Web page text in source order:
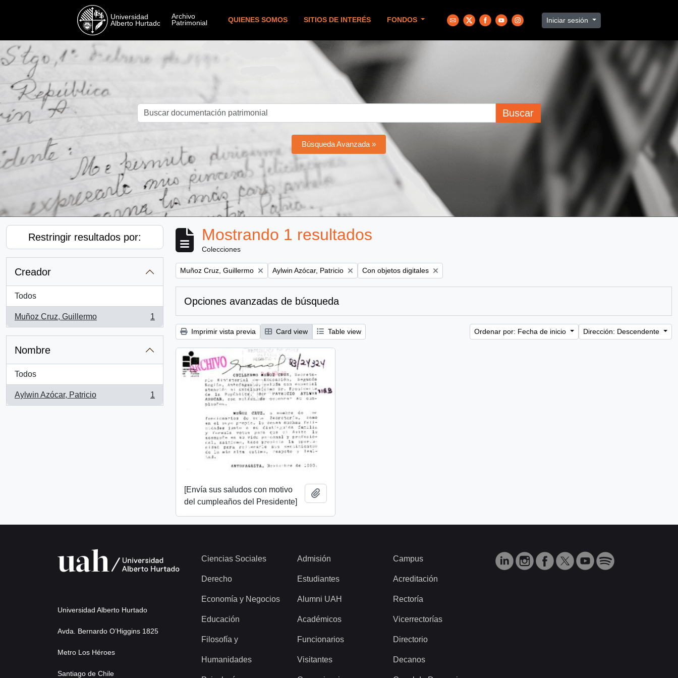
QUIENES SOMOS SITIOS DE INTERÉS FONDOS Iniciar sesión
Buscar
Búsqueda Avanzada »
Restringir resultados por:
Creador
Todos
Muñoz Cruz, Guillermo
, 1 resultados
1
Nombre
Todos
Aylwin Azócar, Patricio
, 1 resultados
1
Mostrando 1 resultados
Colecciones
Remove filter:
Muñoz Cruz, Guillermo Remove filter:
Aylwin Azócar, Patricio Remove filter:
Con objetos digitales
Opciones avanzadas de búsqueda
Imprimir vista previa Card view Table view Ordenar por: Fecha de inicio Dirección: Descendente
[Envía sus saludos con motivo
del cumpleaños del Presidente]
Universidad Alberto Hurtado
Avda. Bernardo O’Higgins 1825
Metro Los Héroes
Santiago de Chile
Ciencias Sociales
Derecho
Economía y Negocios
Educación
Filosofía y
Humanidades
Admisión
Estudiantes
Alumni UAH
Académicos
Funcionarios
Visitantes
Campus
Acreditación
Rectoría
Vicerrectorías
Directorio
Decanos